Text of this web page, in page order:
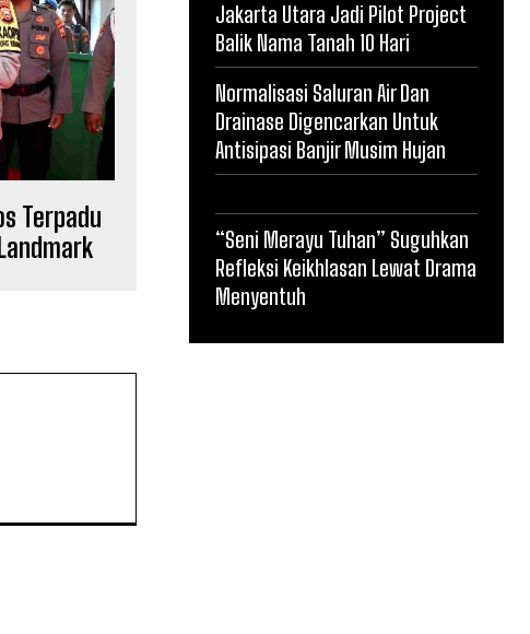
Terpadu
Jakarta Utara Jadi Pilot Project
Balik Nama Tanah 10 Hari
Normalisasi Saluran Air Dan
Drainase Digencarkan Untuk
Antisipasi Banjir Musim Hujan
“Seni Merayu Tuhan” Suguhkan
Refleksi Keikhlasan Lewat Drama
Menyentuh